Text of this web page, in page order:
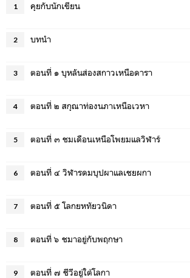
1 คุยกับนักเขียน
2 บทนำ
3 ตอนที่ ๑ บุหลันส่องสกาวเหนือดารา
4 ตอนที่ ๒ สกุณาท่องนภาเหนือเวหา
5 ตอนที่ ๓ ชมเดือนเหนือโพยมแลวิฬาร์
6 ตอนที่ ๔ วิฬารดมบุปผาแลเชยผกา
7 ตอนที่ ๕ โลกยหทัยวนิดา
8 ตอนที่ ๖ ชมาอยู่กับพฤกษา
9 ตอนที่ ๗ ชีวีอยู่ใต้โลกา